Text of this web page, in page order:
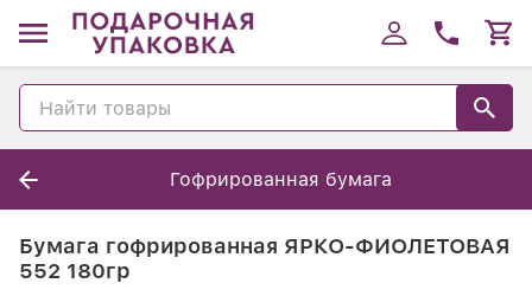
Гофрированная бумага
Бумага гофрированная ЯРКО-ФИОЛЕТОВАЯ
552 180гр